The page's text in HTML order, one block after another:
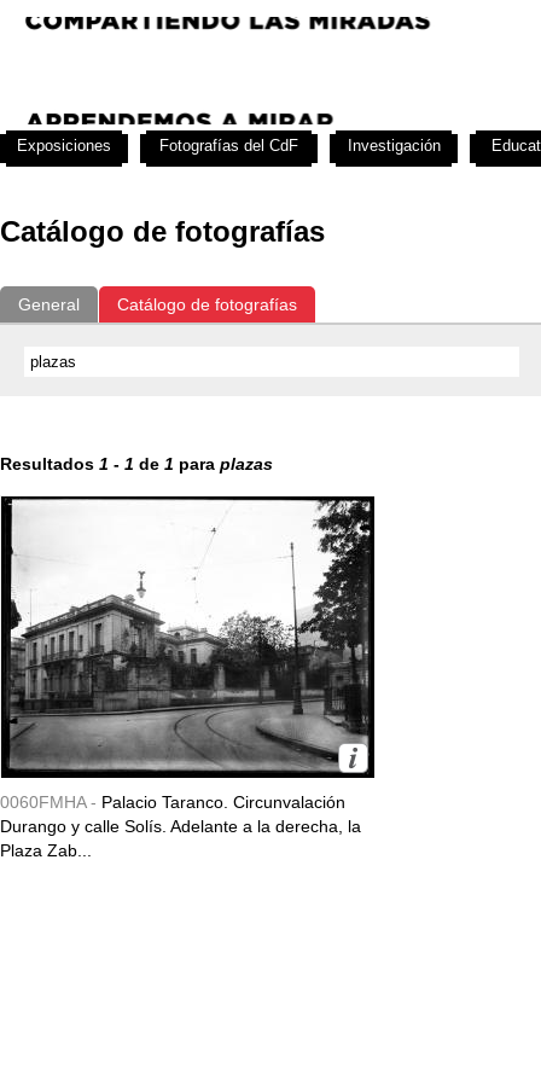
Catálogo de fotografías
General Catálogo de fotografías
Resultados 1 - 1 de 1 para plazas
0060FMHA - Palacio Taranco. Circunvalación
Durango y calle Solís. Adelante a la derecha, la
Plaza Zab...
Exposiciones Fotografías del CdF Investigación